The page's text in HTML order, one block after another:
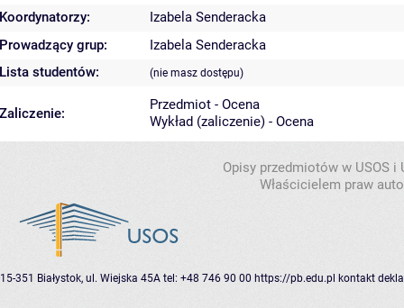
Koordynatorzy:
Izabela Senderacka
Prowadzący grup:
Izabela Senderacka
Lista studentów:
(nie masz dostępu)
Zaliczenie:
Przedmiot - Ocena
Wykład (zaliczenie) - Ocena
Opisy przedmiotów w USOS
Właścicielem praw
15-351 Białystok, ul. Wiejska 45A tel: +48 746 90 00 https://pb.edu.pl kontakt